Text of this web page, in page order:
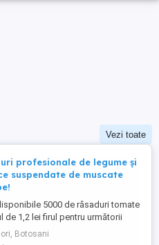
Vezi toate
profesionale de legume și
suspendate de muscate
5000 de răsaduri tomate
de 1,2 lei firul pentru următorii
f1, bufalopink f1,
tyrant f1, Chery Red moon f1,
Botosani